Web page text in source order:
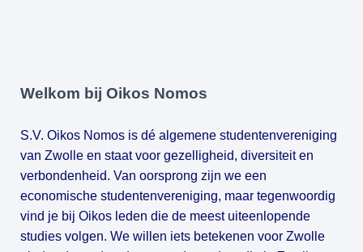
Welkom bij Oikos Nomos
S.V. Oikos Nomos is dé algemene studentenvereniging
van Zwolle en staat voor gezelligheid, diversiteit en
verbondenheid. Van oorsprong zijn we een
economische studentenvereniging, maar tegenwoordig
vind je bij Oikos leden die de meest uiteenlopende
studies volgen. We willen iets betekenen voor Zwolle